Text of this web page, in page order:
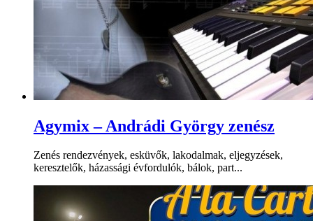
Agymix – Andrádi György zenész
Zenés rendezvények, esküvők, lakodalmak, eljegyzések,
keresztelők, házassági évfordulók, bálok, part...